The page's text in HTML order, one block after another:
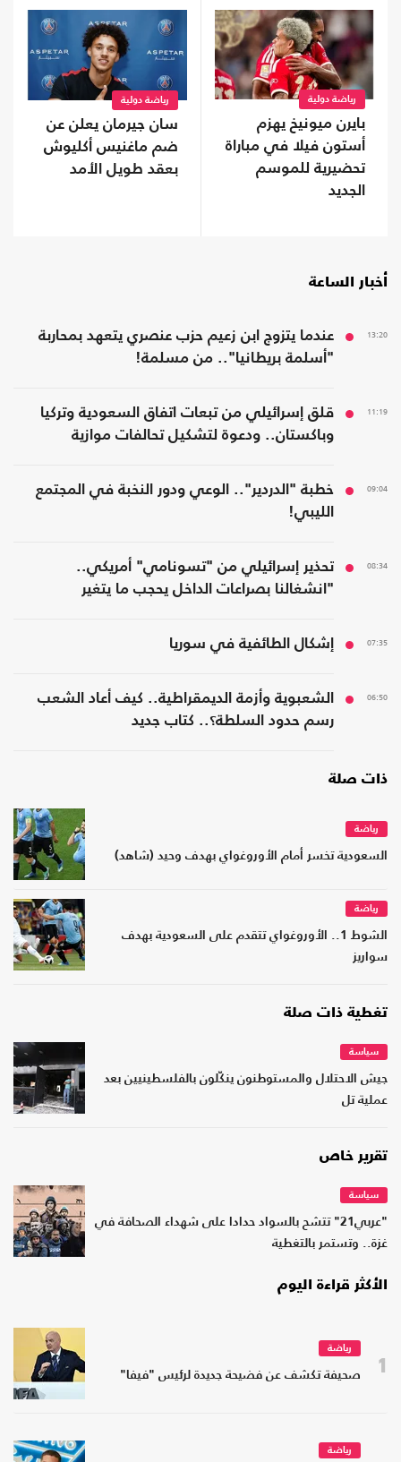
رياضة دولية
بايرن ميونيخ يهزم
أستون فيلا في مباراة
تحضيرية للموسم
الجديد
رياضة دولية
سان جيرمان يعلن عن
ضم ماغنيس أكليوش
بعقد طويل الأمد
أخبار الساعة
13:20
عندما يتزوج ابن زعيم حزب عنصري يتعهد بمحاربة
"أسلمة بريطانيا".. من مسلمة!
11:19
قلق إسرائيلي من تبعات اتفاق السعودية وتركيا
وباكستان.. ودعوة لتشكيل تحالفات موازية
09:04
خطبة "الدردير".. الوعي ودور النخبة في المجتمع
الليبي!
08:34
تحذير إسرائيلي من "تسونامي" أمريكي..
"انشغالنا بصراعات الداخل يحجب ما يتغير
07:35 إشكال الطائفية في سوريا
06:50
الشعبوية وأزمة الديمقراطية.. كيف أعاد الشعب
رسم حدود السلطة؟.. كتاب جديد
ذات صلة
رياضة
السعودية تخسر أمام الأوروغواي بهدف وحيد (شاهد)
رياضة
الشوط 1.. الأوروغواي تتقدم على السعودية بهدف
سواريز
تغطية ذات صلة
سياسة
جيش الاحتلال والمستوطنون ينكّلون بالفلسطينيين بعد
عملية تل
تقرير خاص
سياسة
"عربي21" تتشح بالسواد حدادا على شهداء الصحافة في
غزة.. وتستمر بالتغطية
الأكثر قراءة اليوم
1
رياضة
صحيفة تكشف عن فضيحة جديدة لرئيس "فيفا"
رياضة